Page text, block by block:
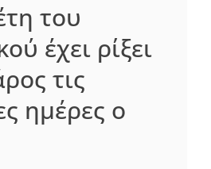
του
έχει ρίξει
τις
ημέρες ο